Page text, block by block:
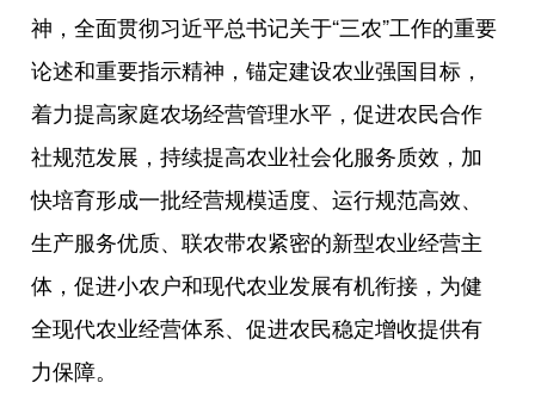
神，全面贯彻习近平总书记关于“三农”工作的重要
论述和重要指示精神，锚定建设农业强国目标，
着力提高家庭农场经营管理水平，促进农民合作
社规范发展，持续提高农业社会化服务质效，加
快培育形成一批经营规模适度、运行规范高效、
生产服务优质、联农带农紧密的新型农业经营主
体，促进小农户和现代农业发展有机衔接，为健
全现代农业经营体系、促进农民稳定增收提供有
力保障。